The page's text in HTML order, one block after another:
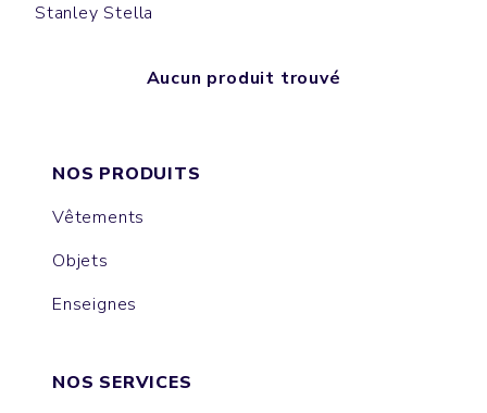
Stanley Stella
Aucun produit trouvé
NOS PRODUITS
Vêtements
Objets
Enseignes
NOS SERVICES